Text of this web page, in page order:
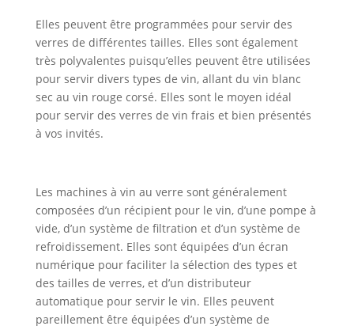
Elles peuvent être programmées pour servir des
verres de différentes tailles. Elles sont également
très polyvalentes puisqu’elles peuvent être utilisées
pour servir divers types de vin, allant du vin blanc
sec au vin rouge corsé. Elles sont le moyen idéal
pour servir des verres de vin frais et bien présentés
à vos invités.
Les machines à vin au verre sont généralement
composées d’un récipient pour le vin, d’une pompe à
vide, d’un système de filtration et d’un système de
refroidissement. Elles sont équipées d’un écran
numérique pour faciliter la sélection des types et
des tailles de verres, et d’un distributeur
automatique pour servir le vin. Elles peuvent
pareillement être équipées d’un système de